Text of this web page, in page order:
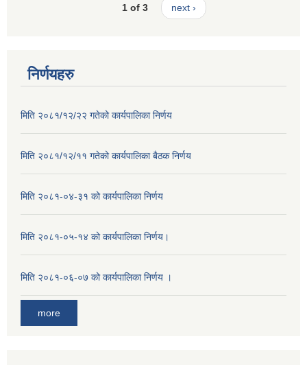
1 of 3 next ›
निर्णयहरु
मिति २०८१/१२/२२ गतेको कार्यपालिका निर्णय
मिति २०८१/१२/११ गतेको कार्यपालिका बैठक निर्णय
मिति २०८१-०४-३१ को कार्यपालिका निर्णय
मिति २०८१-०५-१४ को कार्यपालिका निर्णय।
मिति २०८१-०६-०७ को कार्यपालिका निर्णय ।
more